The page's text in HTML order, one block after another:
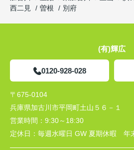
西二見
曽根 別府
(有)輝広
0120-928-028
〒675-0104
兵庫県加古川市平岡町土山５６－１
営業時間： 9:30～18:30
定休日： 毎週水曜日 GW 夏期休暇 年